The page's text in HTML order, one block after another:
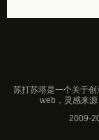
苏打苏塔是一个关于
web，灵感来源
2009-